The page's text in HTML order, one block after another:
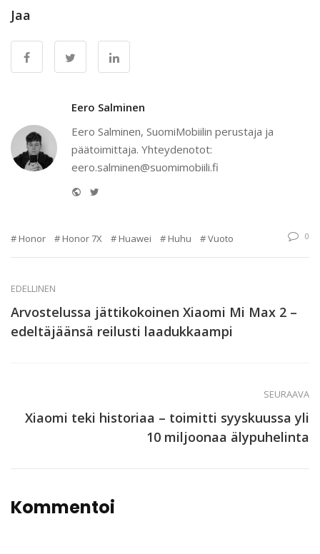
Jaa
Eero Salminen
Eero Salminen, SuomiMobiilin perustaja ja
päätoimittaja. Yhteydenotot:
eero.salminen@suomimobiili.fi
Website
Honor Honor 7X Huawei Huhu Vuoto 0
EDELLINEN
Arvostelussa jättikokoinen Xiaomi Mi Max 2 –
edeltäjäänsä reilusti laadukkaampi
SEURAAVA
Xiaomi teki historiaa – toimitti syyskuussa yli
10 miljoonaa älypuhelinta
Kommentoi